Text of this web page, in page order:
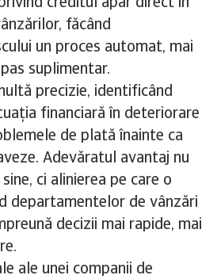
creditul apar direct în
făcând
un proces automat, mai
suplimentar.
precizie, identificând
financiară în deteriorare
de plată înainte ca
Adevăratul avantaj nu
ci alinierea pe care o
departamentelor de vânzări
decizii mai rapide, mai
ale unei companii de